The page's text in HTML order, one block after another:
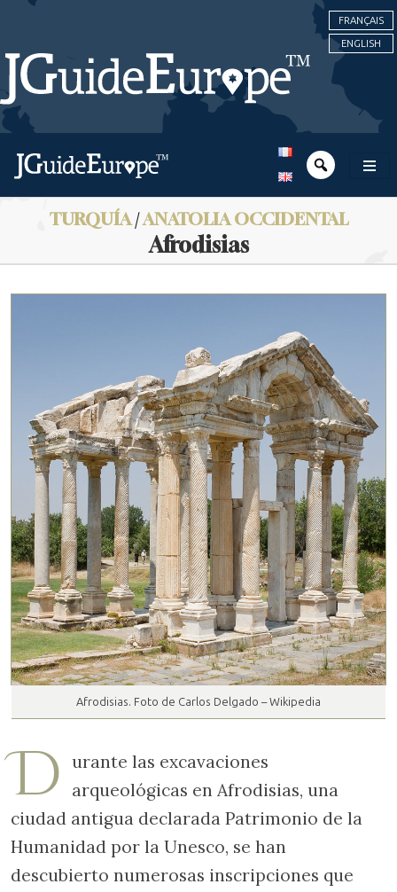
FRANÇAIS
ENGLISH
TURQUÍA/ANATOLIA OCCIDENTAL
Afrodisias
Afrodisias. Foto de Carlos Delgado – Wikipedia
D urante las excavaciones
arqueológicas en Afrodisias, una
ciudad antigua declarada Patrimonio de la
Humanidad por la Unesco, se han
descubierto numerosas inscripciones que